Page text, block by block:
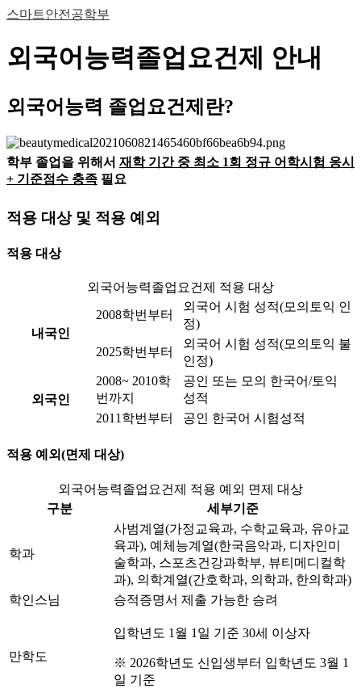
스마트안전공학부
외국어능력졸업요건제 안내
외국어능력 졸업요건제란?
학부 졸업을 위해서 재학 기간 중 최소 1회 정규 어학시험 응시
+ 기준점수 충족 필요
적용 대상 및 적용 예외
적용 대상
외국어능력졸업요건제 적용 대상
내국인
2008학번부터
외국어 시험 성적(모의토익 인
정)
2025학번부터
외국어 시험 성적(모의토익 불
인정)
외국인
2008~ 2010학
번까지
공인 또는 모의 한국어/토익
성적
2011학번부터
공인 한국어 시험성적
적용 예외(면제 대상)
외국어능력졸업요건제 적용 예외 면제 대상
구분
세부기준
학과
사범계열(가정교육과, 수학교육과, 유아교
육과), 예체능계열(한국음악과, 디자인미
술학과, 스포츠건강과학부, 뷰티메디컬학
과), 의학계열(간호학과, 의학과, 한의학과)
학인스님
승적증명서 제출 가능한 승려
만학도
입학년도 1월 1일 기준 30세 이상자
※ 2026학년도 신입생부터 입학년도 3월 1
일 기준